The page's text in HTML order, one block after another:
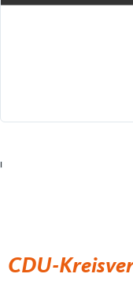
Facebook-
CDU-